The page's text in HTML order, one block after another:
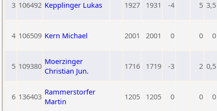
3 106492 Kepplinger Lukas 1927 1931 -4 5 3,5
4 106509 Kern Michael 2001 2001 0 0 0
5 109380 Moerzinger
Christian Jun.
1716 1719 -3 2 0,5
6 136403 Rammerstorfer
Martin
1205 1205 0 0 0